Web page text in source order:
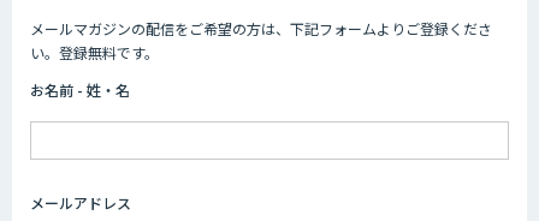
FUNNELシリーズ
メールマガジンの配信をご希望の方は、下記フォームよりご登録くださ
い。登録無料です。
お名前 - 姓・名
メールアドレス